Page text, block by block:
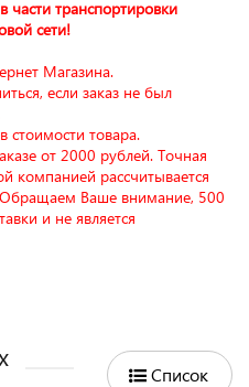
части транспортировки
сети!
Магазина.
если заказ не был
стоимости товара.
от 2000 рублей. Точная
компанией рассчитывается
Обращаем Ваше внимание, 500
и не является
Список